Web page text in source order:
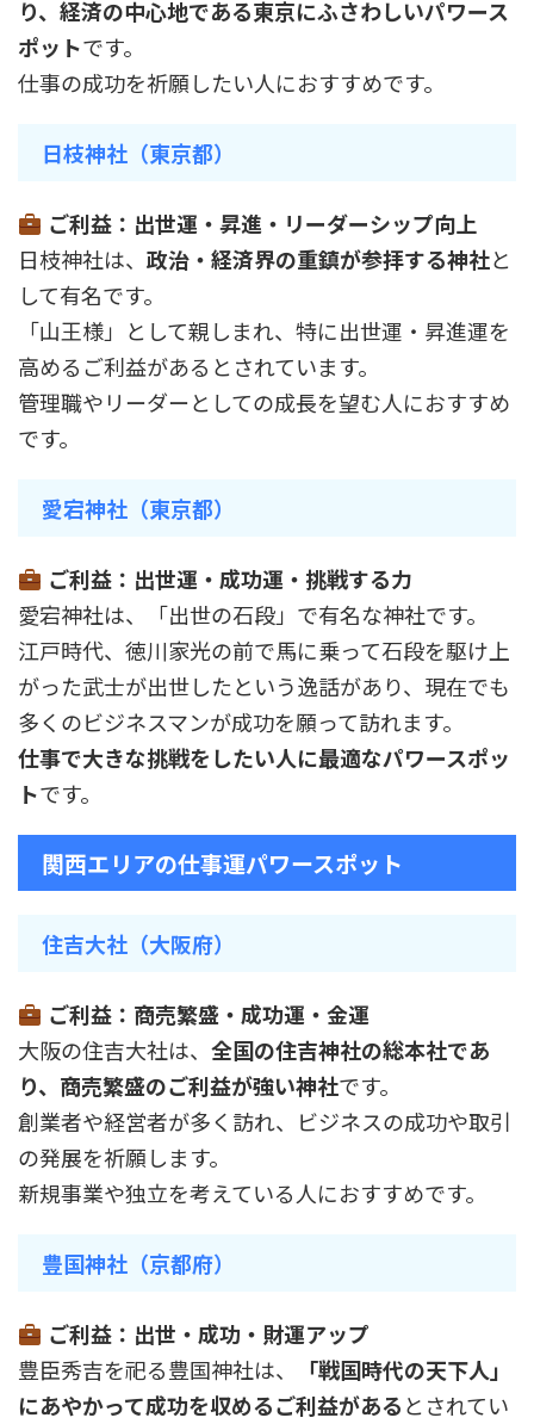
り、経済の中心地である東京にふさわしいパワース
ポットです。
仕事の成功を祈願したい人におすすめです。
日枝神社（東京都）
ご利益：出世運・昇進・リーダーシップ向上
日枝神社は、 政治・経済界の重鎮が参拝する神社と
して有名です。
「山王様」として親しまれ、特に出世運・昇進運を
高めるご利益があるとされています。
管理職やリーダーとしての成長を望む人におすすめ
です。
愛宕神社（東京都）
ご利益：出世運・成功運・挑戦する力
愛宕神社は、「出世の石段」で有名な神社です。
江戸時代、徳川家光の前で馬に乗って石段を駆け上
がった武士が出世したという逸話があり、現在でも
多くのビジネスマンが成功を願って訪れます。
仕事で大きな挑戦をしたい人に最適なパワースポッ
トです。
関西エリアの仕事運パワースポット
住吉大社（大阪府）
ご利益：商売繁盛・成功運・金運
大阪の住吉大社は、 全国の住吉神社の総本社であ
り、商売繁盛のご利益が強い神社です。
創業者や経営者が多く訪れ、ビジネスの成功や取引
の発展を祈願します。
新規事業や独立を考えている人におすすめです。
豊国神社（京都府）
ご利益：出世・成功・財運アップ
豊臣秀吉を祀る豊国神社は、
「戦国時代の天下人」
にあやかって成功を収めるご利益があるとされてい